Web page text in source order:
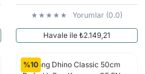
Yorumlar (0.0)
Havale ile ₺2.149,21
%10